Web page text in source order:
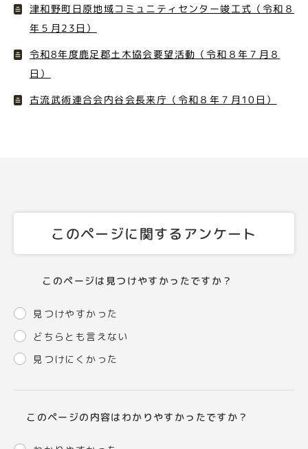
津和野町日原地域コミュニティセンター竣工式（令和８
年５月23日）
令和8年度鹿足郡土木協会要望活動（令和８年７月８
日）
古流武術連合会内谷会長来庁（令和８年７月10日）
このページに関するアンケート
このページは見つけやすかったですか？
見つけやすかった
どちらとも言えない
見つけにくかった
このページの内容はわかりやすかったですか？